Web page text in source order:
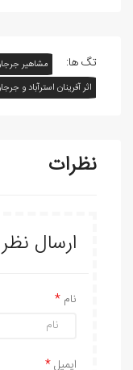
تگ ها:
مشاهیر
اثر آفرينان استرآباد و
نظرات
ارسال
نام
ایمیل